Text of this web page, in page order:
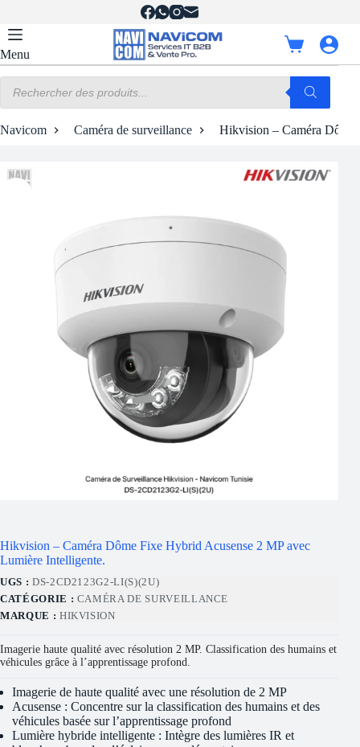
contenu
Menu
Panier
d’achat
produits
Navicom Caméra de surveillance Hikvision – Caméra
Hikvision – Caméra Dôme Fixe Hybrid Acusense 2 MP avec
Lumière Intelligente.
UGS : DS-2CD2123G2-LI(S)(2U)
CATÉGORIE : CAMÉRA DE SURVEILLANCE
MARQUE : HIKVISION
Imagerie haute qualité avec résolution 2 MP. Classification des humains et
véhicules grâce à l’apprentissage profond.
Imagerie de haute qualité avec une résolution de 2 MP
Acusense : Concentre sur la classification des humains et des
véhicules basée sur l’apprentissage profond
Lumière hybride intelligente : Intègre des lumières IR et